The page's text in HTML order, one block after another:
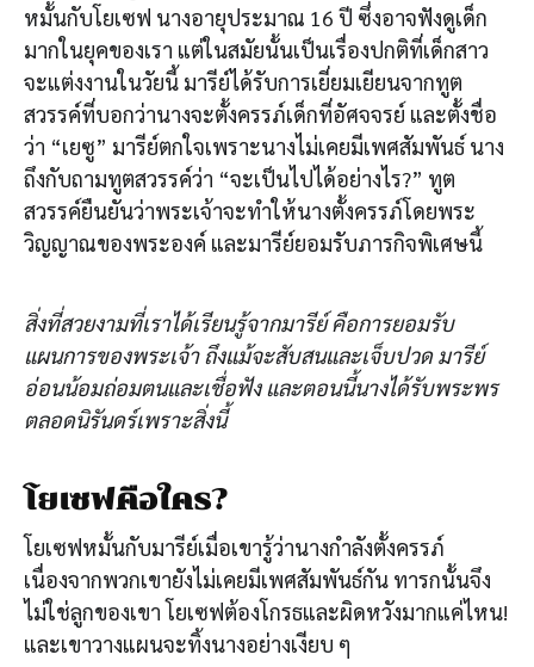
หมั้นกับโยเซฟ นางอายุประมาณ 16 ปี ซึ่งอาจฟังดูเด็ก
มากในยุคของเรา แต่ในสมัยนั้นเป็นเรื่องปกติที่เด็กสาว
จะแต่งงานในวัยนี้ มารีย์ได้รับการเยี่ยมเยียนจากทูต
สวรรค์ที่บอกว่านางจะตั้งครรภ์เด็กที่อัศจจรย์ และตั้งชื่อ
ว่า “เยซู” มารีย์ตกใจเพราะนางไม่เคยมีเพศสัมพันธ์ นาง
ถึงกับถามทูตสวรรค์ว่า “จะเป็นไปได้อย่างไร?” ทูต
สวรรค์ยืนยันว่าพระเจ้าจะทำให้นางตั้งครรภ์โดยพระ
วิญญาณของพระองค์ และมารีย์ยอมรับภารกิจพิเศษนี้
สิ่งที่สวยงามที่เราได้เรียนรู้จากมารีย์ คือการยอมรับ
แผนการของพระเจ้า ถึงแม้จะสับสนและเจ็บปวด มารีย์
อ่อนน้อมถ่อมตนและเชื่อฟัง และตอนนี้นางได้รับพระพร
ตลอดนิรันดร์เพราะสิ่งนี้
โยเซฟคือใคร?
โยเซฟหมั้นกับมารีย์เมื่อเขารู้ว่านางกำลังตั้งครรภ์
เนื่องจากพวกเขายังไม่เคยมีเพศสัมพันธ์กัน ทารกนั้นจึง
ไม่ใช่ลูกของเขา โยเซฟต้องโกรธและผิดหวังมากแค่ไหน!
และเขาวางแผนจะทิ้งนางอย่างเงียบ ๆ